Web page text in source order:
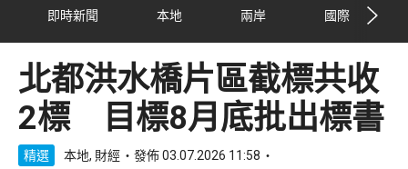
即時新聞 本地 兩岸 國際
北都洪水橋片區截標共收
2標 目標8月底批出標書
精選 本地, 財經
發佈 03.07.2026 11:58